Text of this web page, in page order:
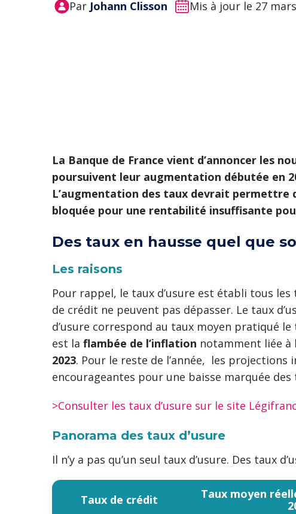
Par Johann Clisson Mis à jour le 27
La Banque de France vient d’annoncer les
poursuivent leur augmentation débutée en
L’augmentation des taux devrait permettre
bloquée pour une rentabilité insuffisante
Des taux en hausse quel que
Les raisons
Pour rappel, le taux d’usure est établi tous
de crédit ne peuvent pas dépasser. Le taux
d’usure correspond au taux moyen pratiqué
est la flambée de l’inflation notamment liée à
2023. Pour le reste de l’année, les
encourageantes pour une baisse marquée des
>Consulter les taux d’usure sur le site
Panorama des taux d’usure
Il n’y a pas qu’un seul taux d’usure. Des
Taux de crédit
Taux moyen